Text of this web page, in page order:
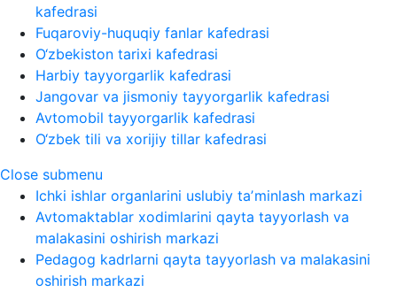
kafedrasi
Fuqaroviy-huquqiy fanlar kafedrasi
O‘zbekiston tarixi kafedrasi
Harbiy tayyorgarlik kafedrasi
Jangovar va jismoniy tayyorgarlik kafedrasi
Avtomobil tayyorgarlik kafedrasi
O‘zbek tili va xorijiy tillar kafedrasi
Close submenu
Ichki ishlar organlarini uslubiy taʼminlash markazi
Avtomaktablar xodimlarini qayta tayyorlash va
malakasini oshirish markazi
Pedagog kadrlarni qayta tayyorlash va malakasini
oshirish markazi